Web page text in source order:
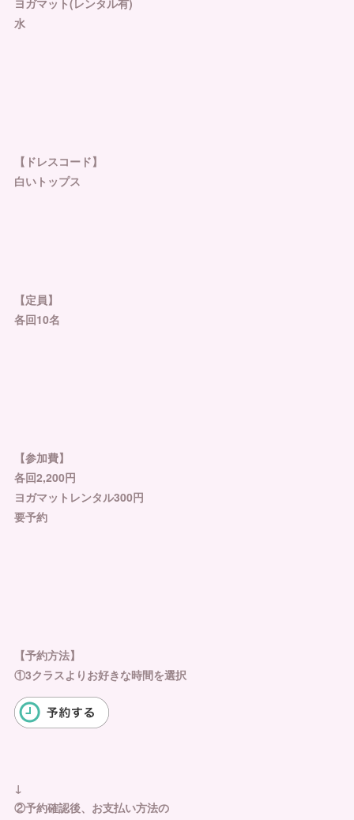
ヨガマット(レンタル有)
水
【ドレスコード】
白いトップス
【定員】
各回10名
【参加費】
各回2,200円
ヨガマットレンタル300円
要予約
【予約方法】
①3クラスよりお好きな時間を選択
↓
②予約確認後、お支払い方法の